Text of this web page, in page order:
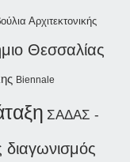
Αρχιτεκτονικής
Θεσσαλίας
Biennale
ΣΑΔΑΣ -
διαγωνισμός